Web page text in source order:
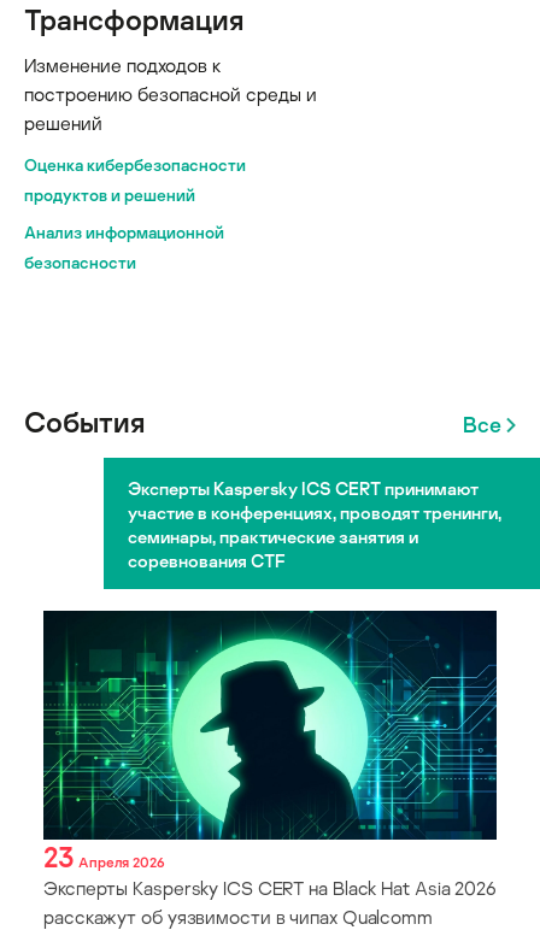
Трансформация
Изменение подходов к
построению безопасной среды и
решений
Оценка кибербезопасности
продуктов и решений
Анализ информационной
безопасности
События Все
Эксперты Kaspersky ICS CERT принимают
участие в конференциях, проводят тренинги,
семинары, практические занятия и
соревнования CTF
23 Апреля 2026
Эксперты Kaspersky ICS CERT на Black Hat Asia 2026
расскажут об уязвимости в чипах Qualcomm